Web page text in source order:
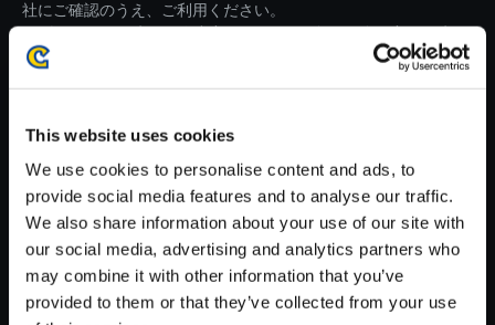
This website uses cookies
We use cookies to personalise content and ads, to
provide social media features and to analyse our traffic.
We also share information about your use of our site with
our social media, advertising and analytics partners who
may combine it with other information that you’ve
provided to them or that they’ve collected from your use
社にご確認のうえ、ご利用ください。
がかかる場合がございます。
【単曲】Street Fighter 6 Origin
al Soundtrack [Year 2] Reniala